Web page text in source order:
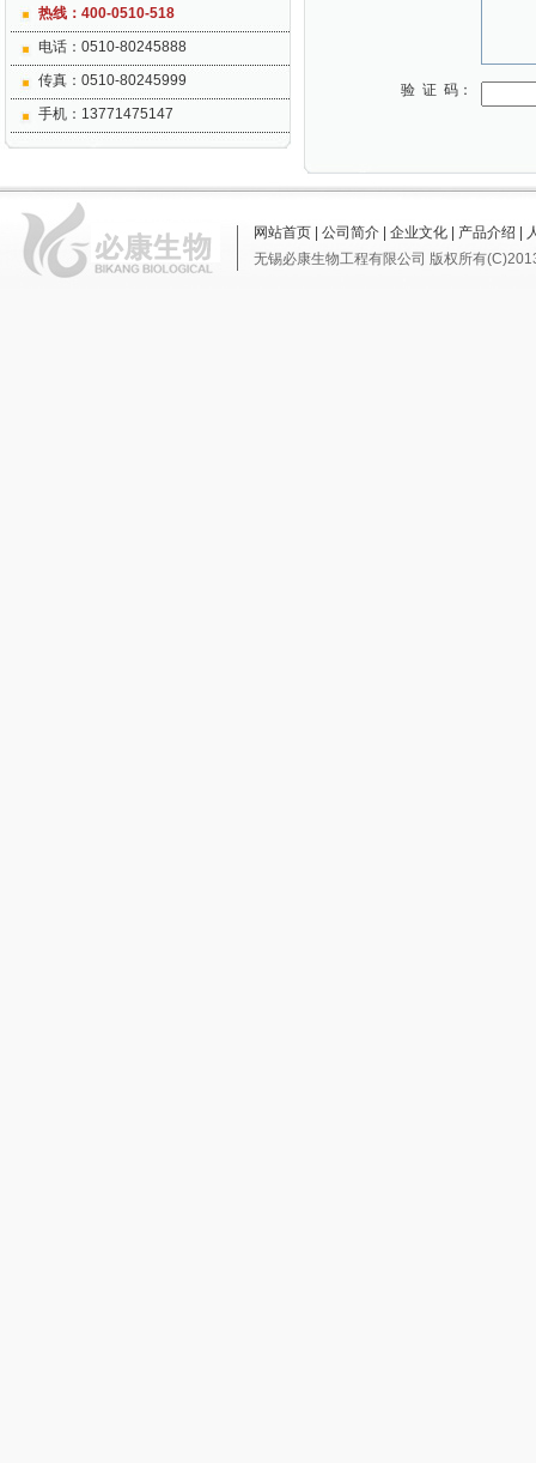
热线：400-0510-518
电话：0510-80245888
传真：0510-80245999
手机：13771475147
验 证 码：
网站首页| 公司简介| 企业文化| 产品介绍
无锡必康生物工程有限公司 版权所有